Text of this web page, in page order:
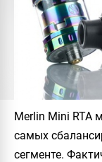
Merlin Mini RTA
самых
сегменте.